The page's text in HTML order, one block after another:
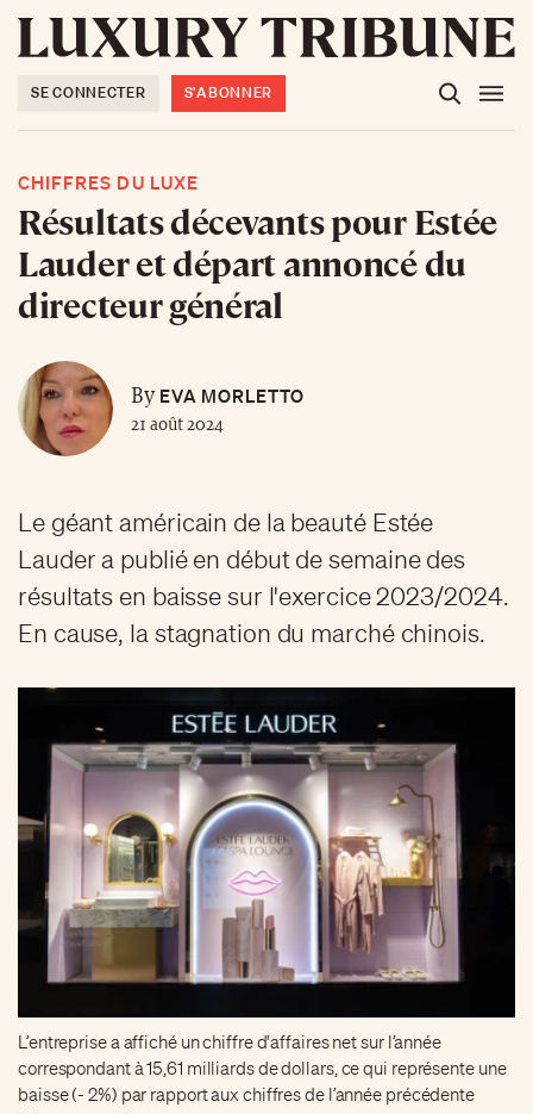
SE CONNECTER S'ABONNER
CHIFFRES DU LUXE
Résultats décevants pour Estée
Lauder et départ annoncé du
directeur général
ByEVA MORLETTO
21 août 2024
Le géant américain de la beauté Estée
Lauder a publié en début de semaine des
résultats en baisse sur l'exercice 2023/2024.
En cause, la stagnation du marché chinois.
L’entreprise a affiché un chiffre d'affaires net sur l’année
correspondant à 15,61 milliards de dollars, ce qui représente une
baisse (- 2%) par rapport aux chiffres de l’année précédente